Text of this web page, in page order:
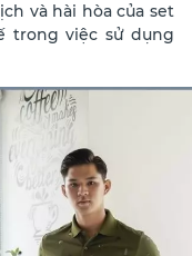
và hài hòa của set
trong việc sử dụng